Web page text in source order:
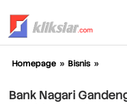
konten
Homepage » Bisnis »
IKM,
Bank Nagari